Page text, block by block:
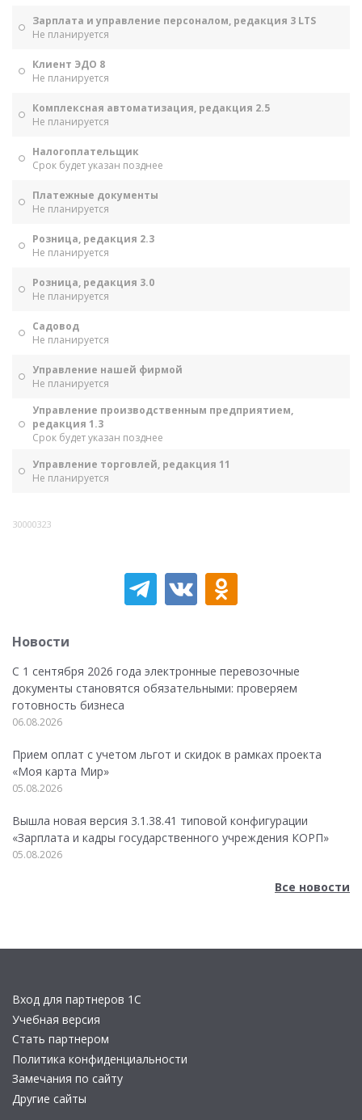
Зарплата и управление персоналом, редакция 3 LTS
Не планируется
Клиент ЭДО 8
Не планируется
Комплексная автоматизация, редакция 2.5
Не планируется
Налогоплательщик
Срок будет указан позднее
Платежные документы
Не планируется
Розница, редакция 2.3
Не планируется
Розница, редакция 3.0
Не планируется
Садовод
Не планируется
Управление нашей фирмой
Не планируется
Управление производственным предприятием,
редакция 1.3
Срок будет указан позднее
Управление торговлей, редакция 11
Не планируется
30000323
Новости
С 1 сентября 2026 года электронные перевозочные
документы становятся обязательными: проверяем
готовность бизнеса
06.08.2026
Прием оплат с учетом льгот и скидок в рамках проекта
«Моя карта Мир»
05.08.2026
Вышла новая версия 3.1.38.41 типовой конфигурации
«Зарплата и кадры государственного учреждения КОРП»
05.08.2026
Все новости
Вход для партнеров 1С
Учебная версия
Стать партнером
Политика конфиденциальности
Замечания по сайту
Другие сайты